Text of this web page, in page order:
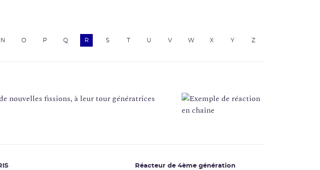
N O P Q R S T U V W X Y Z
nouvelles fissions, à leur tour génératrices
Réacteur de 4ème génération